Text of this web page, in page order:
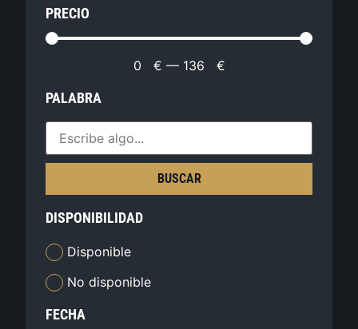
PRECIO
0 € — 136 €
PALABRA
BUSCAR
DISPONIBILIDAD
Disponible
No disponible
FECHA